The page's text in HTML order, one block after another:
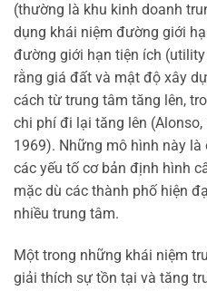
(thường là khu kinh doanh
dụng khái niệm đường giới
đường giới hạn tiện ích
rằng giá đất và mật độ xây
cách từ trung tâm tăng lên,
chi phí đi lại tăng lên
1969). Những mô hình này là
các yếu tố cơ bản định hình
mặc dù các thành phố hiện
nhiều trung tâm.
Một trong những khái niệm
giải thích sự tồn tại và tăng